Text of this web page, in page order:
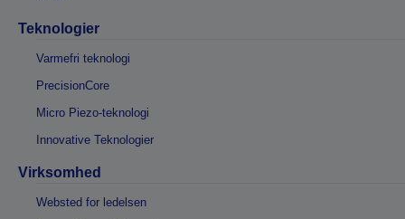
Teknologier
Varmefri teknologi
PrecisionCore
Micro Piezo-teknologi
Innovative Teknologier
Virksomhed
Websted for ledelsen